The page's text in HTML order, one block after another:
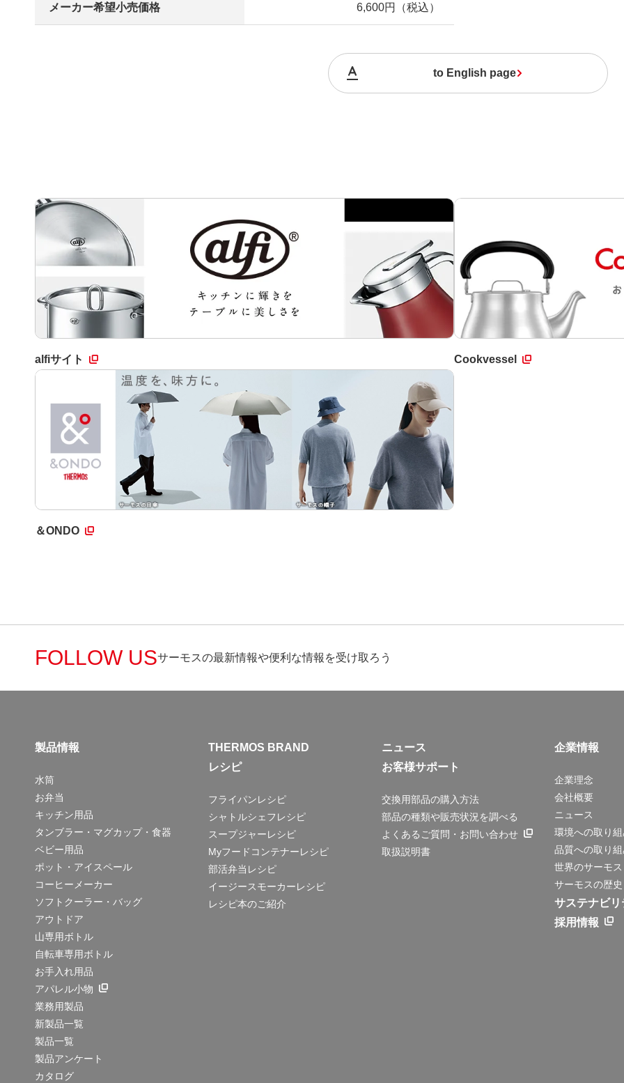
メーカー希望小売価格 6,600円（税込）
to English page
alfiサイト Cookvessel
＆ONDO
FOLLOW USサーモスの最新情報や便利な情報を受け取ろう
製品情報
水筒
お弁当
キッチン用品
タンブラー・マグカップ・食器
ベビー用品
ポット・アイスペール
コーヒーメーカー
ソフトクーラー・バッグ
アウトドア
山専用ボトル
自転車専用ボトル
お手入れ用品
アパレル小物
業務用製品
新製品一覧
製品一覧
製品アンケート
カタログ
THERMOS BRAND
レシピ
フライパンレシピ
シャトルシェフレシピ
スープジャーレシピ
Myフードコンテナーレシピ
部活弁当レシピ
イージースモーカーレシピ
レシピ本のご紹介
ニュース
お客様サポート
交換用部品の購入方法
部品の種類や販売状況を調べる
よくあるご質問・お問い合わせ
取扱説明書
企業情報
企業理念
会社概要
ニュース
環境への取り組
品質への取り組
世界のサーモス
サーモスの歴史
サステナビリ
採用情報